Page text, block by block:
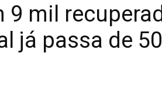
9 mil
já passa de